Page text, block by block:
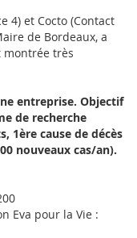
4) et Cocto (Contact
de Bordeaux, a
montrée très
entreprise. Objectif
de recherche
1ère cause de décès
nouveaux cas/an).
Eva pour la Vie :